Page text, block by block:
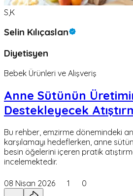
S,K
Selin Kılıçaslan
Diyetisyen
Bebek Ürünleri ve Alışveriş
Anne Sütünün
Destekleyecek
Bu rehber, emzirme dönemindeki
karşılamayı hedeflerken, anne
besin öğelerini içeren pratik
incelemektedir.
08 Nisan 2026 1 0